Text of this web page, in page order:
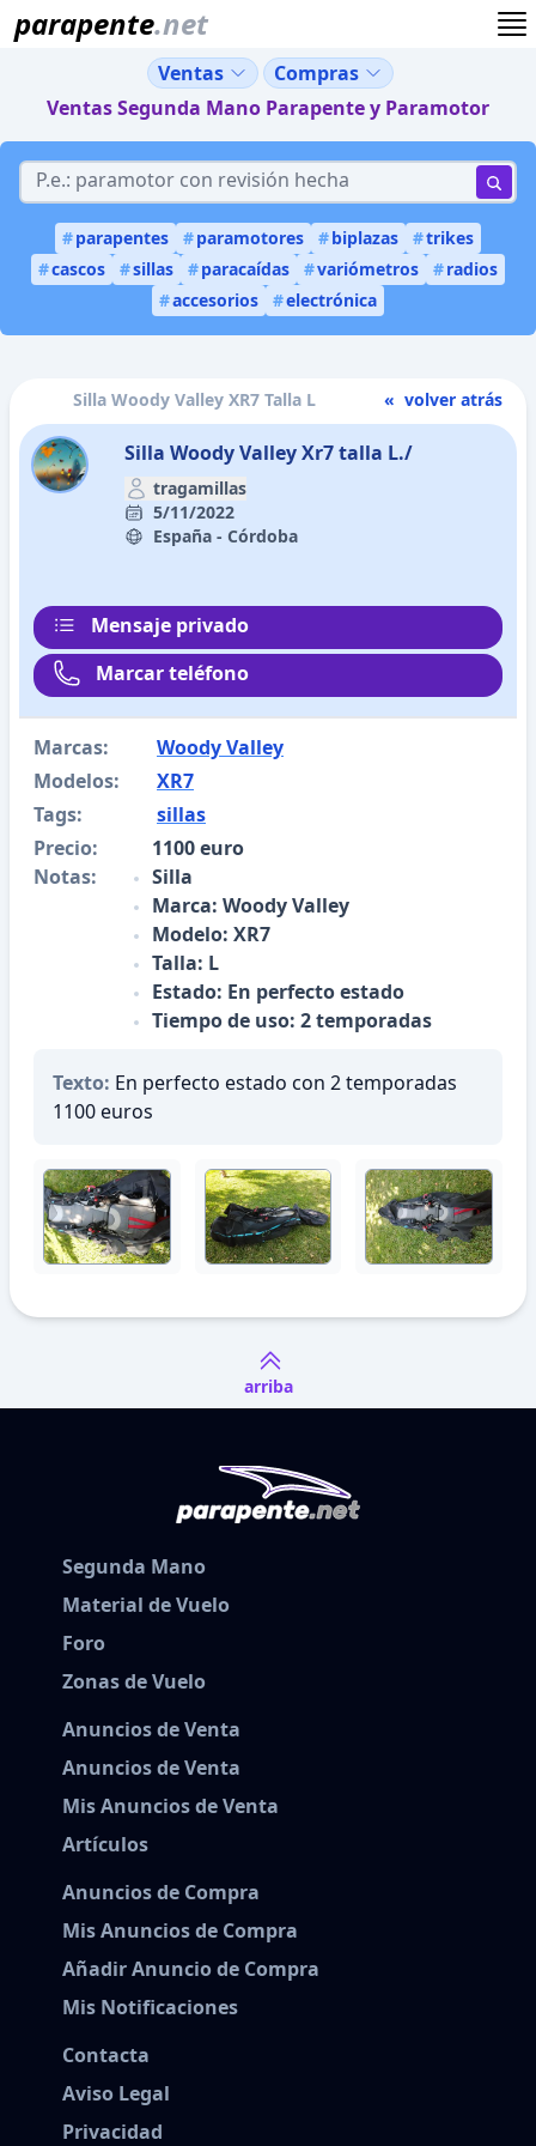
parapente.net
Ventas Segunda Mano Parapente y Paramotor
Ventas Compras
#parapentes #paramotores #biplazas #trikes
#cascos #sillas #paracaídas #variómetros #radios
#accesorios #electrónica
Silla Woody Valley XR7 Talla L « volver atrás
Silla Woody Valley Xr7 talla L./
tragamillas
5/11/2022
España - Córdoba
Mensaje privado
Marcar teléfono
Marcas:
Woody Valley
Modelos:
XR7
Tags:
sillas
Precio:
1100 euro
Notas:
Silla
Marca: Woody Valley
Modelo: XR7
Talla: L
Estado: En perfecto estado
Tiempo de uso: 2 temporadas
Texto: En perfecto estado con 2 temporadas
1100 euros
arriba
Segunda Mano
Material de Vuelo
Foro
Zonas de Vuelo
Anuncios de Venta
Anuncios de Venta
Mis Anuncios de Venta
Artículos
Anuncios de Compra
Mis Anuncios de Compra
Añadir Anuncio de Compra
Mis Notificaciones
Contacta
Aviso Legal
Privacidad